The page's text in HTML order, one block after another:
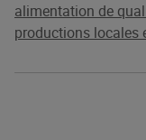
alimentation de
productions locales